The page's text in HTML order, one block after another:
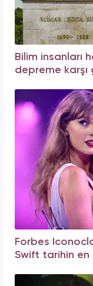
Bilim insanları
depreme
Forbes
Swift tarihin en